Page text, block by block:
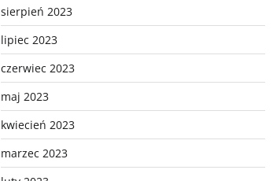
sierpień 2023
lipiec 2023
czerwiec 2023
maj 2023
kwiecień 2023
marzec 2023